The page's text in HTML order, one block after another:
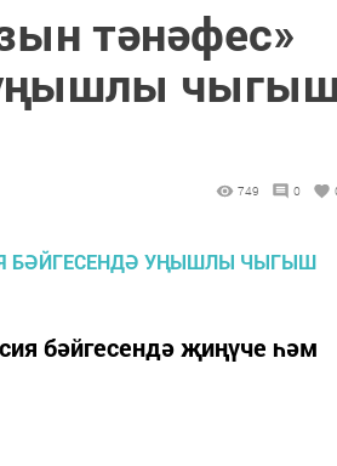
тәнәфес»
уңышлы
749 0
бәйгесендә җиңүче һәм